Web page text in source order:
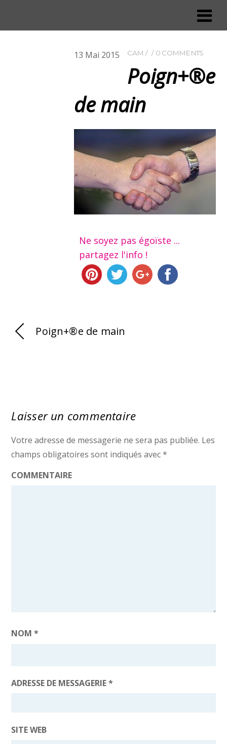
13 Mai 2015 CAM 0 COMMENTS
Poign+®e
de main
Ne soyez pas égoïste ...
partagez l'info !
Poign+®e de main
Laisser un commentaire
Votre adresse de messagerie ne sera pas publiée. Les
champs obligatoires sont indiqués avec*
COMMENTAIRE
NOM*
ADRESSE DE MESSAGERIE*
SITE WEB